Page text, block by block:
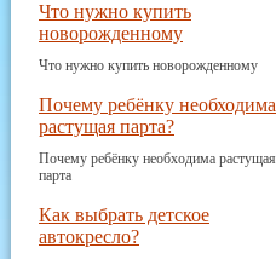
Что нужно купить
новорожденному
Что нужно купить новорожденному
Почему ребёнку необходима
растущая парта?
Почему ребёнку необходима растущая
парта
Как выбрать детское
автокресло?